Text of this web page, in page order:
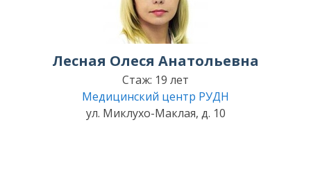
Лесная Олеся Анатольевна
Стаж: 19 лет
Медицинский центр РУДН
ул. Миклухо-Маклая, д. 10